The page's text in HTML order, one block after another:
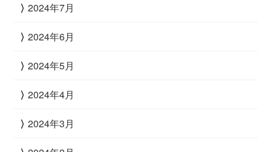
2024年7月
2024年6月
2024年5月
2024年4月
2024年3月